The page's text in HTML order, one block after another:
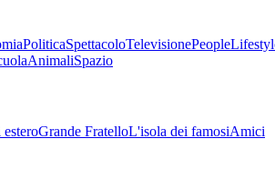
PoliticaSpettacoloTelevisionePeople
AnimaliSpazio
Grande FratelloL'isola dei famosiAmici